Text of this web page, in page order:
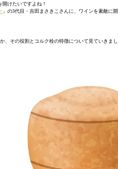
けたいですよね！
」の3代目・吉田まさきこさんに、ワインを素敵に
その役割とコルク栓の特徴について見ていきまし